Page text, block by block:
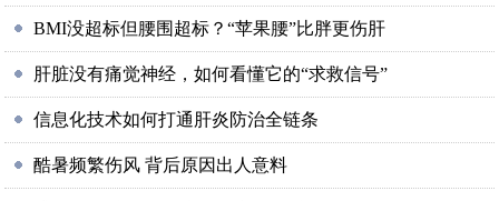
BMI没超标但腰围超标？“苹果腰”比胖更伤肝
肝脏没有痛觉神经，如何看懂它的“求救信号”
信息化技术如何打通肝炎防治全链条
酷暑频繁伤风 背后原因出人意料